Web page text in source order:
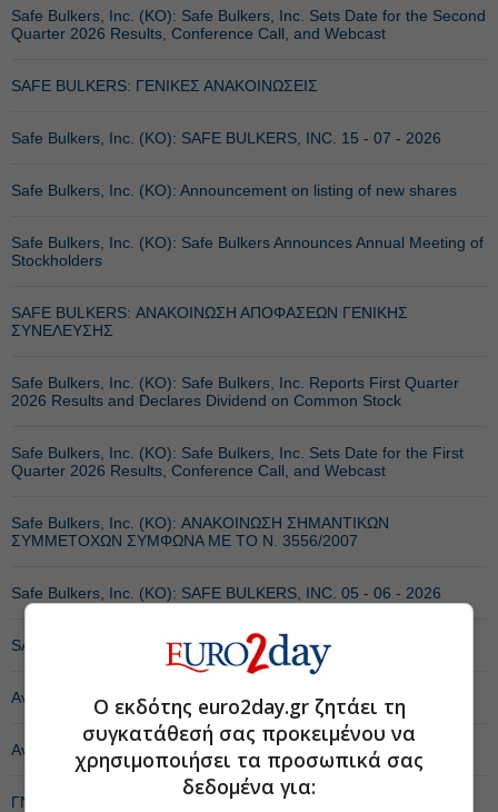
Safe Bulkers, Inc. (ΚΟ): Safe Bulkers, Inc. Sets Date for the Second
Quarter 2026 Results, Conference Call, and Webcast
SAFE BULKERS: ΓΕΝΙΚΕΣ ΑΝΑΚΟΙΝΩΣΕΙΣ
Safe Bulkers, Inc. (ΚΟ): SAFE BULKERS, INC. 15 - 07 - 2026
Safe Bulkers, Inc. (ΚΟ): Announcement on listing of new shares
Safe Bulkers, Inc. (ΚΟ): Safe Bulkers Announces Annual Meeting of
Stockholders
SAFE BULKERS: ΑΝΑΚΟΙΝΩΣΗ ΑΠΟΦΑΣΕΩΝ ΓΕΝΙΚΗΣ
ΣΥΝΕΛΕΥΣΗΣ
Safe Bulkers, Inc. (ΚΟ): Safe Bulkers, Inc. Reports First Quarter
2026 Results and Declares Dividend on Common Stock
Safe Bulkers, Inc. (ΚΟ): Safe Bulkers, Inc. Sets Date for the First
Quarter 2026 Results, Conference Call, and Webcast
Safe Bulkers, Inc. (ΚΟ): ΑΝΑΚΟΙΝΩΣΗ ΣΗΜΑΝΤΙΚΩΝ
ΣΥΜΜΕΤΟΧΩΝ ΣΥΜΦΩΝΑ ΜΕ ΤΟ Ν. 3556/2007
Safe Bulkers, Inc. (ΚΟ): SAFE BULKERS, INC. 05 - 06 - 2026
SAFE BULKERS, INC. 02 - 06 - 2026 - ΝΕΟ
Ανακοίνωση Τιμής Εναρξης Διαπραγμάτευσης
Availability of 2025 Sustainability Report
ΓΝΩΣΤΟΠΟΙΗΣΗ ΔΙΟΡΙΣΜΟΥ ΕΙΔΙΚΟΥ ΔΙΑΠΡΑΓΜΑΤΕΥΤΗ
Ο εκδότης euro2day.gr ζητάει τη
συγκατάθεσή σας προκειμένου να
χρησιμοποιήσει τα προσωπικά σας
δεδομένα για: